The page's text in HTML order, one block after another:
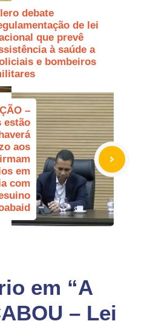
debate
de lei
que prevê
à saúde a
e bombeiros
–
estão
aos
em
com
em “A
– Lei